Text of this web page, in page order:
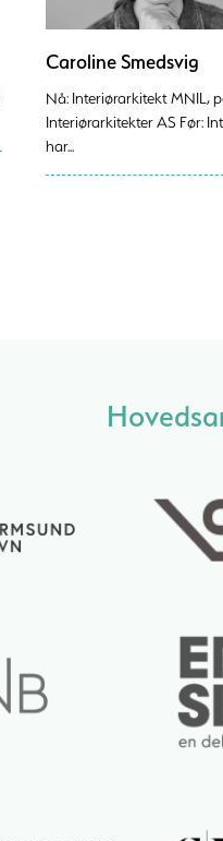
Caroline Smedsvig
Nå: Interiørarkitekt MNIL,
Interiørarkitekter AS Før:
har...